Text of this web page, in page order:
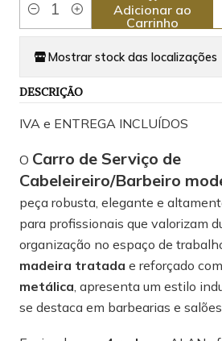
Quantidade
Adicionar ao
Carrinho
Mostrar stock das localizações
DESCRIÇÃO
IVA e ENTREGA INCLUÍDOS
O Carro de Serviço de
Cabeleireiro/Barbeiro
peça robusta, elegante e
para profissionais que valorizam
organização no espaço de
madeira tratada e reforçado com
metálica, apresenta um estilo
se destaca em barbearias e